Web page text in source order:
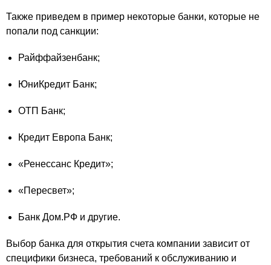
Также приведем в пример некоторые банки, которые не
попали под санкции:
Райффайзенбанк;
ЮниКредит Банк;
ОТП Банк;
Кредит Европа Банк;
«Ренессанс Кредит»;
«Пересвет»;
Банк Дом.РФ и другие.
Выбор банка для открытия счета компании зависит от
специфики бизнеса, требований к обслуживанию и